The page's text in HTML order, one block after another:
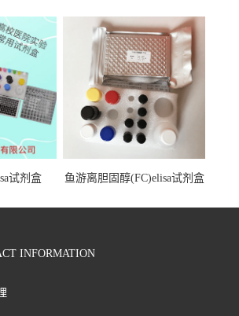
试剂盒 鱼游离胆固醇(FC)elisa试剂盒
INFORMATION